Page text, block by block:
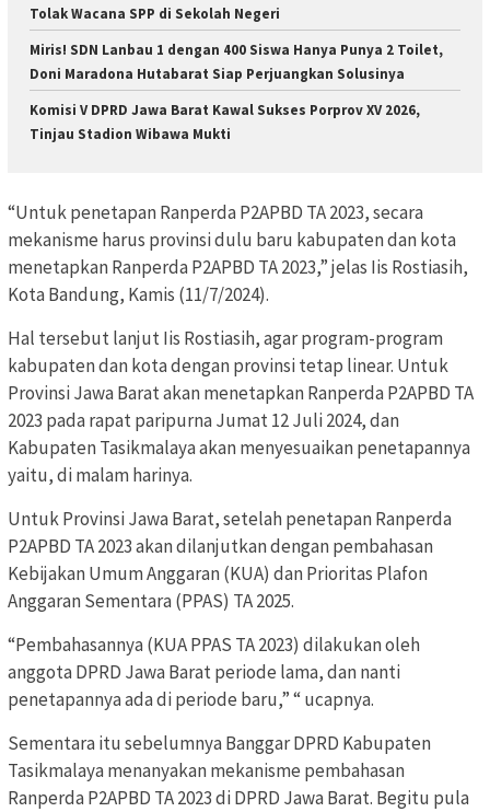
Tolak Wacana SPP di Sekolah Negeri
Miris! SDN Lanbau 1 dengan 400 Siswa Hanya Punya 2 Toilet,
Doni Maradona Hutabarat Siap Perjuangkan Solusinya
Komisi V DPRD Jawa Barat Kawal Sukses Porprov XV 2026,
Tinjau Stadion Wibawa Mukti
“Untuk penetapan Ranperda P2APBD TA 2023, secara
mekanisme harus provinsi dulu baru kabupaten dan kota
menetapkan Ranperda P2APBD TA 2023,” jelas Iis Rostiasih,
Kota Bandung, Kamis (11/7/2024).
Hal tersebut lanjut Iis Rostiasih, agar program-program
kabupaten dan kota dengan provinsi tetap linear. Untuk
Provinsi Jawa Barat akan menetapkan Ranperda P2APBD TA
2023 pada rapat paripurna Jumat 12 Juli 2024, dan
Kabupaten Tasikmalaya akan menyesuaikan penetapannya
yaitu, di malam harinya.
Untuk Provinsi Jawa Barat, setelah penetapan Ranperda
P2APBD TA 2023 akan dilanjutkan dengan pembahasan
Kebijakan Umum Anggaran (KUA) dan Prioritas Plafon
Anggaran Sementara (PPAS) TA 2025.
“Pembahasannya (KUA PPAS TA 2023) dilakukan oleh
anggota DPRD Jawa Barat periode lama, dan nanti
penetapannya ada di periode baru,” “ ucapnya.
Sementara itu sebelumnya Banggar DPRD Kabupaten
Tasikmalaya menanyakan mekanisme pembahasan
Ranperda P2APBD TA 2023 di DPRD Jawa Barat. Begitu pula